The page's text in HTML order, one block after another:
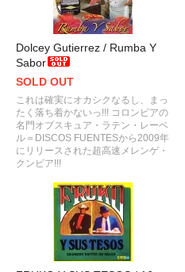
Dolcey Gutierrez / Rumba Y
Sabor
SOLD OUT
これは確実にオカシクなるし、まっ
たく落ち着かないっ!!! コロンビアの
名門オブスキュア・ラテン・レーベ
ル＝DISCOS FUENTESから2009年
にリリースされた超高速メレンゲ・
クンビア!!!